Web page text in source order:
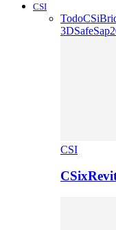
CSI
Todo
3DSafe
CSI